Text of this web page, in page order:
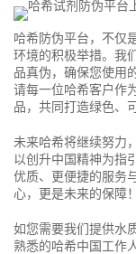
哈希防伪平台，不仅
环境的积极举措。我
品真伪，确保您使用
请每一位哈希客户作
品，共同打造绿色、
未来哈希将继续努力
以创升中国精神为指
优质、更便捷的服务
心，更是未来的保障！
如您需要我们提供水
熟悉的哈希中国工作